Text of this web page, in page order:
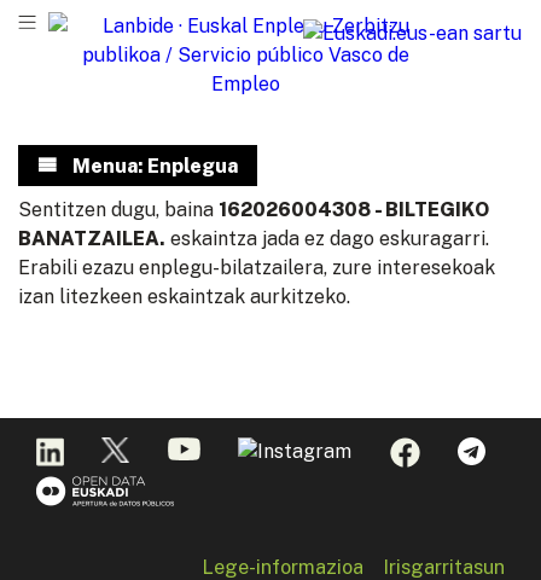
Menua: Enplegua
Sentitzen dugu, baina 162026004308 - BILTEGIKO
BANATZAILEA. eskaintza jada ez dago eskuragarri.
Erabili ezazu enplegu-bilatzailera, zure interesekoak
izan litezkeen eskaintzak aurkitzeko.
Lege-informazioa Irisgarritasun